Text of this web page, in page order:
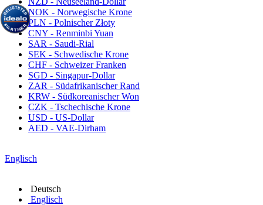
NOK - Norwegische Krone
PLN - Polnischer Złoty
CNY - Renminbi Yuan
SAR - Saudi-Rial
SEK - Schwedische Krone
CHF - Schweizer Franken
SGD - Singapur-Dollar
ZAR - Südafrikanischer Rand
KRW - Südkoreanischer Won
CZK - Tschechische Krone
USD - US-Dollar
AED - VAE-Dirham
Englisch
Deutsch
Englisch